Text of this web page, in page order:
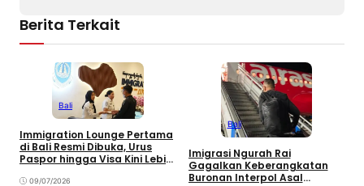
Berita Terkait
Bali
Immigration Lounge Pertama
di Bali Resmi Dibuka, Urus
Paspor hingga Visa Kini Lebih
09/07/2026
Bali
Imigrasi Ngurah Rai
Gagalkan Keberangkatan
Buronan Interpol Asal